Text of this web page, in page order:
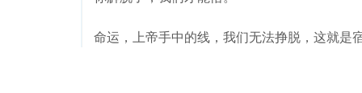
命运，上帝手中的线，我们无法挣脱，这就是